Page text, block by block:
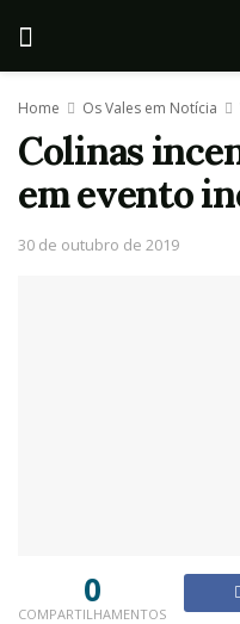
Home Os Vales em Notícia
Colinas
em evento
30 de outubro de 2019
0
COMPARTILHAMENTOS